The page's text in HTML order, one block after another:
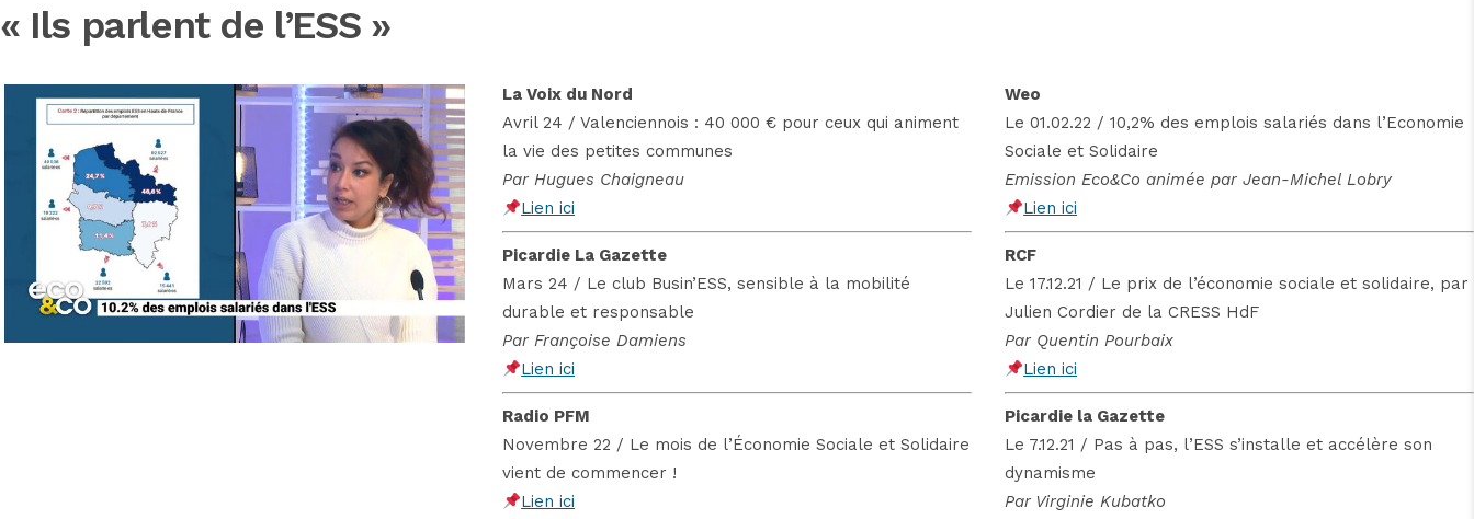
« Ils parlent de l’ESS »
La Voix du Nord
Avril 24 / Valenciennois : 40 000 € pour ceux qui animent
la vie des petites communes
Par Hugues Chaigneau
Lien ici
Picardie La Gazette
Mars 24 / Le club Busin’ESS, sensible à la mobilité
durable et responsable
Par Françoise Damiens
Lien ici
Radio PFM
Novembre 22 / Le mois de l’Économie Sociale et Solidaire
vient de commencer !
Lien ici
Weo
Le 01.02.22 / 10,2% des emplois salariés dans l’Economie
Sociale et Solidaire
Emission Eco&Co animée par Jean-Michel Lobry
Lien ici
RCF
Le 17.12.21 / Le prix de l’économie sociale et solidaire, par
Julien Cordier de la CRESS HdF
Par Quentin Pourbaix
Lien ici
Picardie la Gazette
Le 7.12.21 / Pas à pas, l’ESS s’installe et accélère son
dynamisme
Par Virginie Kubatko